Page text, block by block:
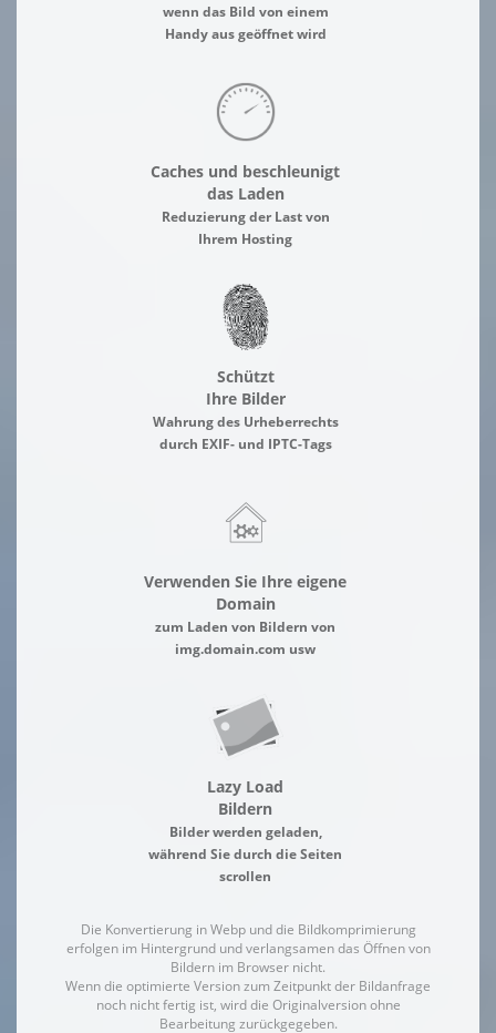
wenn das Bild von einem
Handy aus geöffnet wird
Caches und beschleunigt
das Laden
Reduzierung der Last von
Ihrem Hosting
Schützt
Ihre Bilder
Wahrung des Urheberrechts
durch EXIF- und IPTC-Tags
Verwenden Sie Ihre eigene
Domain
zum Laden von Bildern von
img.domain.com usw
Lazy Load
Bildern
Bilder werden geladen,
während Sie durch die Seiten
scrollen
Die Konvertierung in Webp und die Bildkomprimierung
erfolgen im Hintergrund und verlangsamen das Öffnen von
Bildern im Browser nicht.
Wenn die optimierte Version zum Zeitpunkt der Bildanfrage
noch nicht fertig ist, wird die Originalversion ohne
Bearbeitung zurückgegeben.